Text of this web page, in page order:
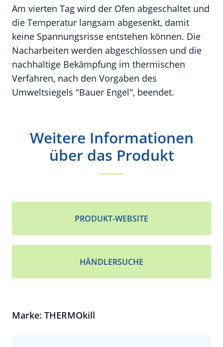
Am vierten Tag wird der Ofen abgeschaltet und
die Temperatur langsam abgesenkt, damit
keine Spannungsrisse entstehen können. Die
Nacharbeiten werden abgeschlossen und die
nachhaltige Bekämpfung im thermischen
Verfahren, nach den Vorgaben des
Umweltsiegels "Bauer Engel", beendet.
Weitere Informationen
über das Produkt
PRODUKT-WEBSITE
HÄNDLERSUCHE
Marke: THERMOkill